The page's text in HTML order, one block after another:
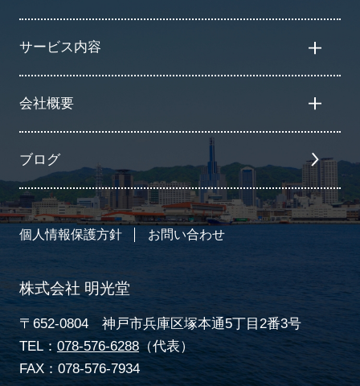
サービス内容
会社概要
ブログ
個人情報保護方針 お問い合わせ
株式会社 明光堂
〒652-0804 神戸市兵庫区塚本通5丁目2番3号
TEL： 078-576-6288（代表）
FAX：078-576-7934